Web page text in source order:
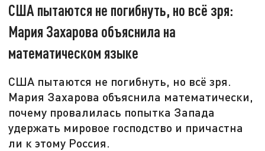
США пытаются не погибнуть, но всё зря:
Мария Захарова объяснила на
математическом языке
США пытаются не погибнуть, но всё зря.
Мария Захарова объяснила математически,
почему провалилась попытка Запада
удержать мировое господство и причастна
ли к этому Россия.